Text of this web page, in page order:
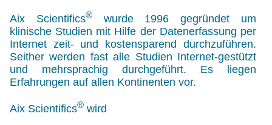
Aix Scientifics®wurde 1996 gegründet um
klinische Studien mit Hilfe der Datenerfassung per
Internet zeit- und kostensparend durchzuführen.
Seither werden fast alle Studien Internet-gestützt
und mehrsprachig durchgeführt. Es liegen
Erfahrungen auf allen Kontinenten vor.
Aix Scientifics®wird